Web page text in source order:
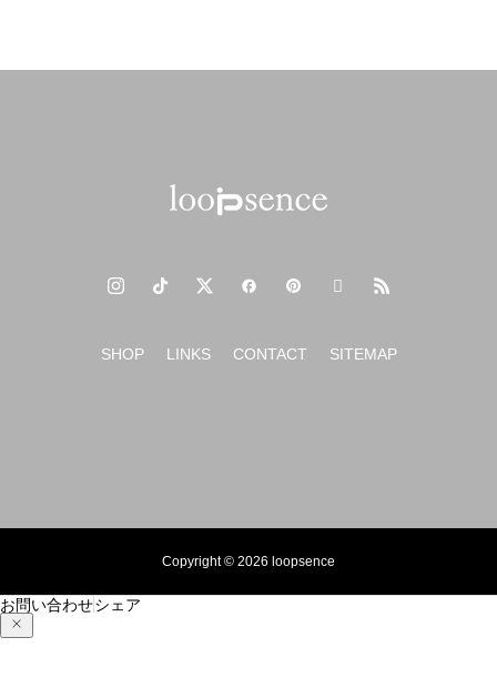
SHOP LINKS CONTACT SITEMAP
Copyright © 2026 loopsence
お問い合わせシェア